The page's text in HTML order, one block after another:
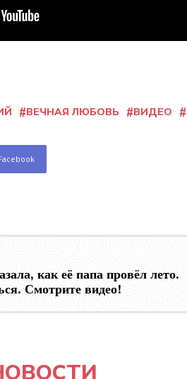
ВЕЧНАЯ ЛЮБОВЬ ВИДЕО
как её папа провёл лето.
Смотрите видео!